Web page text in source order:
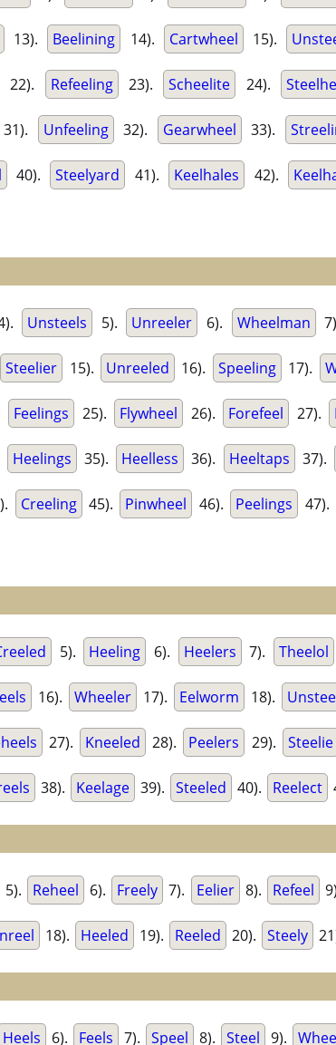
13). Beelining 14). Cartwheel 15).
22). Refeeling 23). Scheelite 24).
31). Unfeeling 32). Gearwheel 33).
40). Steelyard 41). Keelhales 42).
Unsteels 5). Unreeler 6). Wheelman
Steelier 15). Unreeled 16). Speeling 17).
Feelings 25). Flywheel 26). Forefeel 27).
Heelings 35). Heelless 36). Heeltaps 37).
Creeling 45). Pinwheel 46). Peelings 47).
5). Heeling 6). Heelers 7). Theelol
16). Wheeler 17). Eelworm 18).
27). Kneeled 28). Peelers 29). Steelie
38). Keelage 39). Steeled 40). Reelect
5). Reheel 6). Freely 7). Eelier 8). Refeel
18). Heeled 19). Reeled 20). Steely
Heels 6). Feels 7). Speel 8). Steel 9).